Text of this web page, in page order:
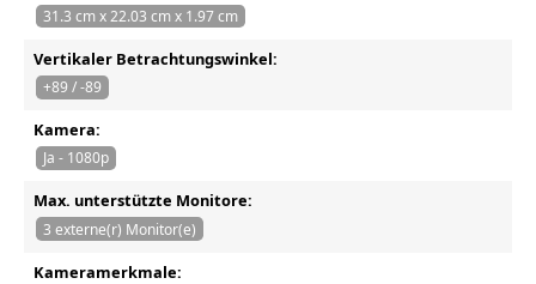
31.3 cm x 22.03 cm x 1.97 cm
Vertikaler Betrachtungswinkel:
+89 / -89
Kamera:
Ja - 1080p
Max. unterstützte Monitore:
3 externe(r) Monitor(e)
Kameramerkmale: